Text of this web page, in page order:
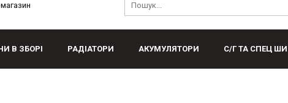
В ЗБОРІ РАДІАТОРИ АКУМУЛЯТОРИ С/Г ТА СПЕЦ